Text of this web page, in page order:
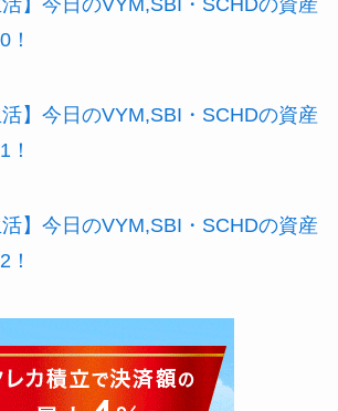
活】今日のVYM,SBI・SCHDの資産
活】今日のVYM,SBI・SCHDの資産
活】今日のVYM,SBI・SCHDの資産